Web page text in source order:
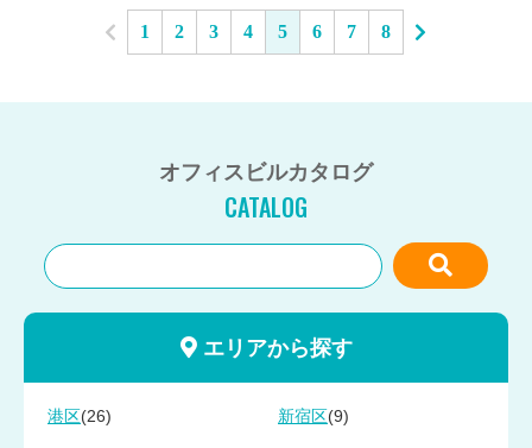
1 2 3 4 5 6 7 8
オフィスビルカタログ
CATALOG
エリアから探す
港区 (26) 新宿区 (9)